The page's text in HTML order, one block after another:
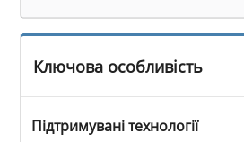
Ключова особливість
Підтримувані технології